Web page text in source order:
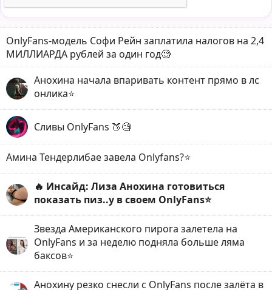
OnlyFans-модель Софи Рейн заплатила налогов на 2,4
МИЛЛИАРДА рублей за один год🧐
Анохина начала впаривать контент прямо в лс
онлика⭐️
Сливы OnlyFans 🍑🧐
Амина Тендерлибае завела Onlyfans?⭐️
🔥 Инсайд: Лиза Анохина готовиться
показать пиз..у в своем OnlyFans⭐️
Звезда Американского пирога залетела на
OnlyFans и за неделю подняла больше ляма
баксов⭐️
Анохину резко снесли с OnlyFans после залёта в